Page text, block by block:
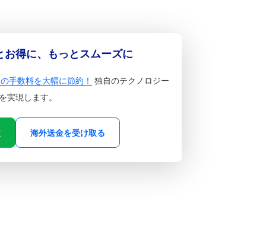
得に、もっとスムーズに
手数料を大幅に節約！ 独自のテクノロジー
実現します。
海外送金を受け取る